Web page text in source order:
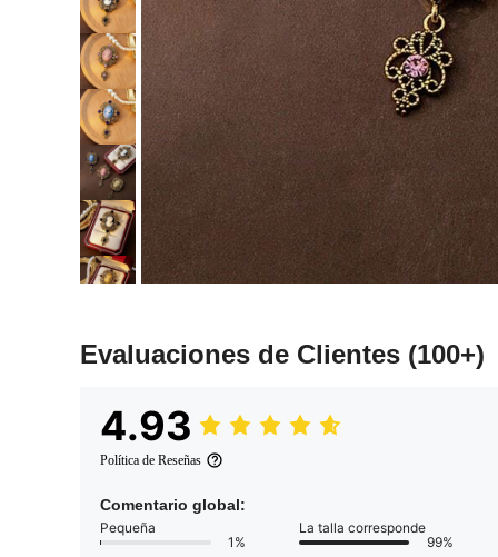
Evaluaciones de Clientes (100+)
4.93
Política de Reseñas
Comentario global:
Pequeña
1%
La talla corresponde
99%